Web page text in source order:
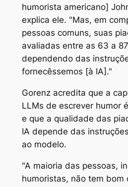
humorista americano]
explica ele. "Mas, em
pessoas comuns, suas
avaliadas entre as 63 a
dependendo das
fornecêssemos [à IA]."
Gorenz acredita que a
LLMs de escrever humor
e que a qualidade das
IA depende das
ao modelo.
"A maioria das pessoas,
humoristas, não tem bom